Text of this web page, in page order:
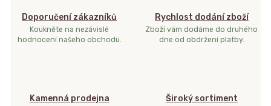
Doporučení zákazníků
Koukněte na nezávislé
hodnocení našeho obchodu.
Rychlost dodání zboží
Zboží vám dodáme do druhého
dne od obdržení platby.
Kamenná prodejna Široký sortiment